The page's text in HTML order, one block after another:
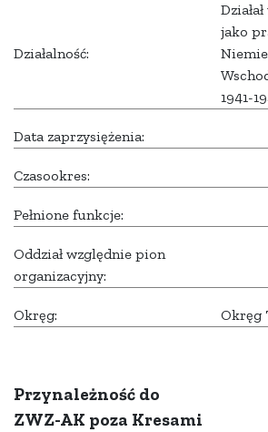
Działalność:
jako
1941-
Data zaprzysiężenia:
Czasookres:
Pełnione funkcje:
Oddział względnie pion
organizacyjny:
Okręg: Okręg
Przynależność do
ZWZ-AK poza Kresami